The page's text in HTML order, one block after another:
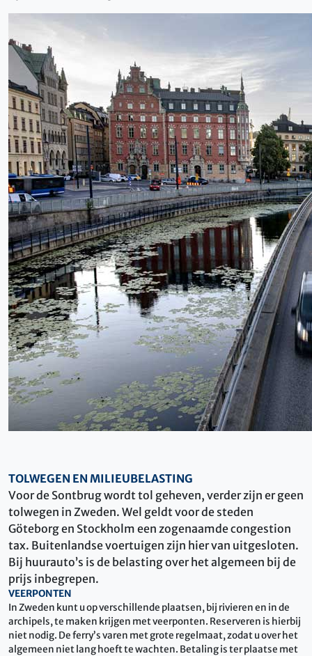
TOLWEGEN EN MILIEUBELASTING
Voor de Sontbrug wordt tol geheven, verder zijn er geen
tolwegen in Zweden. Wel geldt voor de steden
Göteborg en Stockholm een zogenaamde congestion
tax. Buitenlandse voertuigen zijn hier van uitgesloten.
Bij huurauto’s is de belasting over het algemeen bij de
prijs inbegrepen.
VEERPONTEN
In Zweden kunt u op verschillende plaatsen, bij rivieren en in de
archipels, te maken krijgen met veerponten. Reserveren is hierbij
niet nodig. De ferry’s varen met grote regelmaat, zodat u over het
algemeen niet lang hoeft te wachten. Betaling is ter plaatse met